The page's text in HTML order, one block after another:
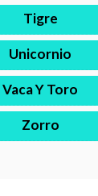
Tigre
Unicornio
Vaca Y Toro
Zorro